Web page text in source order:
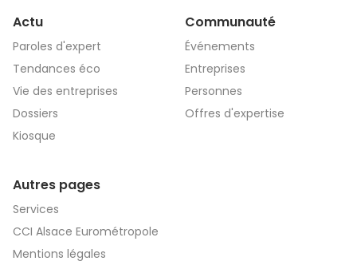
Actu
Paroles d'expert
Tendances éco
Vie des entreprises
Dossiers
Kiosque
Communauté
Événements
Entreprises
Personnes
Offres d'expertise
Autres pages
Services
CCI Alsace Eurométropole
Mentions légales